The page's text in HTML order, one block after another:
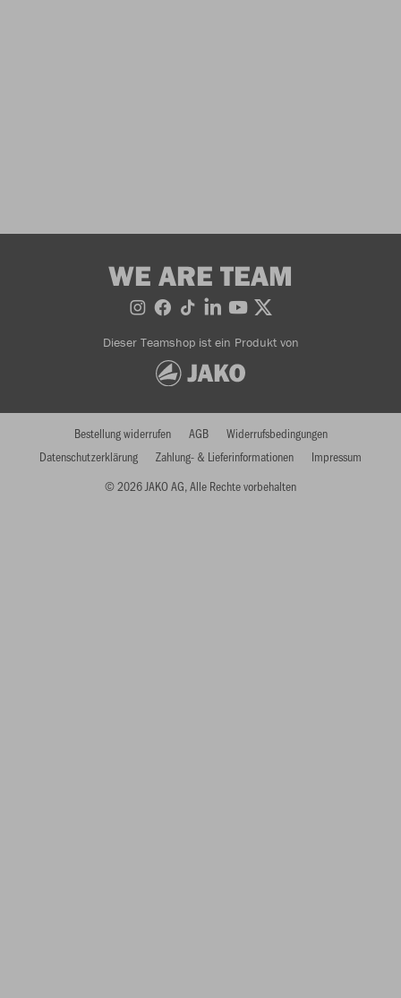
WE ARE TEAM
Dieser Teamshop ist ein Produkt von
© 2026 JAKO AG, Alle Rechte vorbehalten
Bestellung widerrufen AGB
Widerrufsbedingungen
Datenschutzerklärung
Zahlung- & Lieferinformationen Impressum